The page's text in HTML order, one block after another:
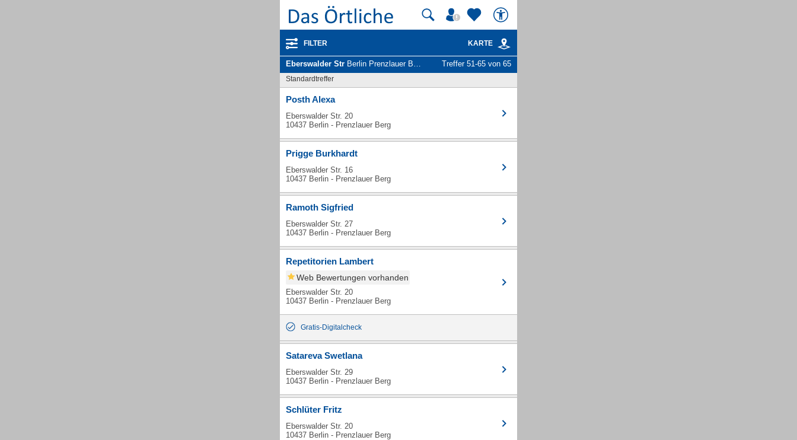
FILTER KARTE
Eberswalder Str Berlin Prenzlauer Berg - Unternehmen und Personen Treffer 51-65 von 65
Standardtreffer
Posth Alexa
Eberswalder Str. 20
10437 Berlin - Prenzlauer Berg
Prigge Burkhardt
Eberswalder Str. 16
10437 Berlin - Prenzlauer Berg
Ramoth Sigfried
Eberswalder Str. 27
10437 Berlin - Prenzlauer Berg
Repetitorien Lambert
Web Bewertungen vorhanden
Eberswalder Str. 20
10437 Berlin - Prenzlauer Berg
Gratis-Digitalcheck
Satareva Swetlana
Eberswalder Str. 29
10437 Berlin - Prenzlauer Berg
Schlüter Fritz
Eberswalder Str. 20
10437 Berlin - Prenzlauer Berg